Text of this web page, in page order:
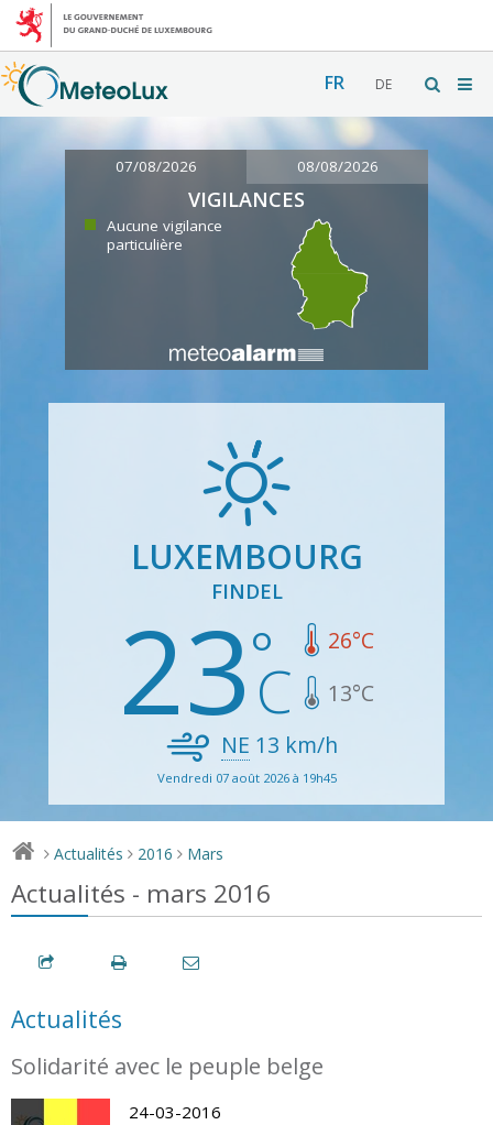
FR DE
07/08/2026 08/08/2026
VIGILANCES
Aucune vigilance
particulière
LUXEMBOURG
FINDEL
23 26°C
13°C
NE 13 km/h
Vendredi 07 août 2026 à 19h45
> Actualités > 2016 > Mars
Actualités - mars 2016
Actualités
Solidarité avec le peuple belge
24-03-2016